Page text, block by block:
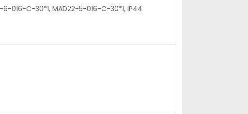
6-016-C-30*1, MAD22-5-016-C-30*1, IP44